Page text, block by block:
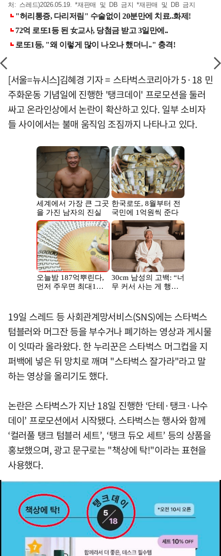
처: 스레드)2026.05.19. *재판매 및 DB 금지 *재판매 및 DB 금지
[서울=뉴시스]김혜경 기자 = 스타벅스코리아가 5·18 민
주화운동 기념일에 진행한 '탱크데이' 프로모션을 둘러
싸고 온라인상에서 논란이 확산하고 있다. 일부 소비자
들 사이에서는 불매 움직임 조짐까지 나타나고 있다.
19일 스레드 등 사회관계망서비스(SNS)에는 스타벅스
텀블러와 머그잔 등을 부수거나 폐기하는 영상과 게시물
이 잇따라 올라왔다. 한 누리꾼은 스타벅스 머그컵을 지
퍼백에 넣은 뒤 망치로 깨며 "스타벅스 잘가라"라고 말
하는 영상을 올리기도 했다.
논란은 스타벅스가 지난 18일 진행한 ‘단테·탱크·나수
데이’ 프로모션에서 시작됐다. 스타벅스는 행사와 함께
‘컬러풀 탱크 텀블러 세트’, ‘탱크 듀오 세트’ 등의 상품을
홍보했으며, 광고 문구로는 "책상에 탁!"이라는 표현을
사용했다.